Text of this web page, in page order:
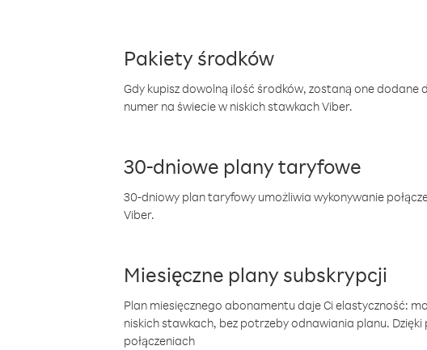
Pakiety środków
Gdy kupisz dowolną ilość środków, zostaną one
numer na świecie w niskich stawkach Viber.
30-dniowe plany taryfowe
30-dniowy plan taryfowy umożliwia wykonywanie
Viber.
Miesięczne plany subskrypcji
Plan miesięcznego abonamentu daje Ci elastyczność:
niskich stawkach, bez potrzeby odnawiania planu.
połączeniach